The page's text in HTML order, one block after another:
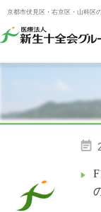
京都市伏見区・右京区・山科区